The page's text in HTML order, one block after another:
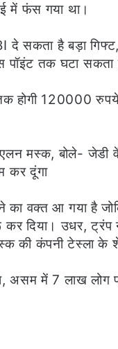
में फंस गया था।
दे सकता है बड़ा
पॉइंट तक घटा सकता
तक होगी 120000
मस्क, बोले- जेडी
कर दूंगा
का वक्त आ गया है
दिया। उधर,
की कंपनी टेस्ला के
असम में 7 लाख